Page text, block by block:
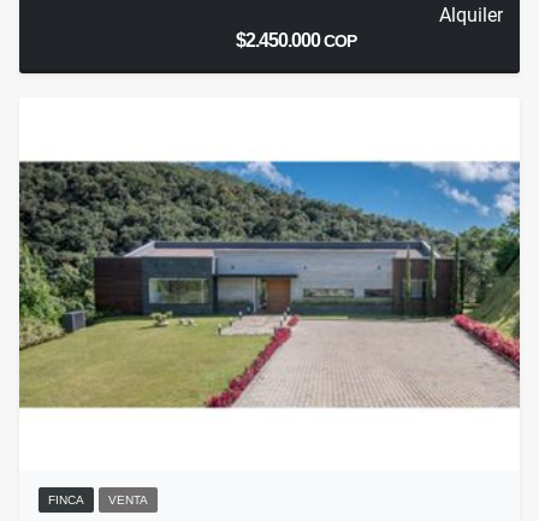
Alquiler
$2.450.000COP
FINCA VENTA